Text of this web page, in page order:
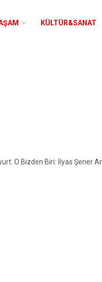
KÜLTÜR&SANAT
O Bizden Biri: İlyas Şener